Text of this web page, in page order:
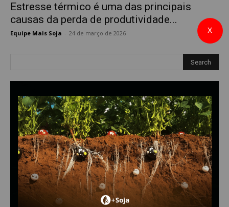
Estresse térmico é uma das principais
causas da perda de produtividade...
Equipe Mais Soja 24 de março de 2026 X